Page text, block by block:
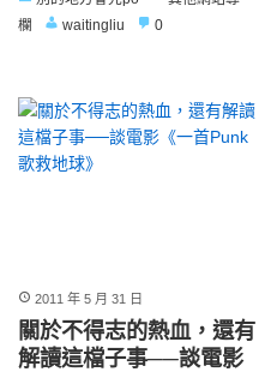
欄
waitingliu 0
2011 年 5 月 31 日
關於不得志的熱血，還有
解讀這檔子事──談電影